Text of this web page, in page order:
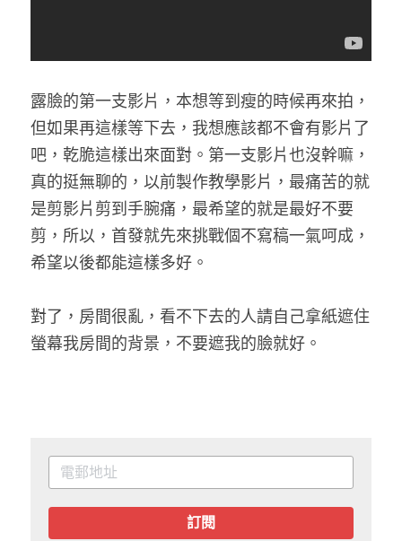
露臉的第一支影片，本想等到瘦的時候再來拍，
但如果再這樣等下去，我想應該都不會有影片了
吧，乾脆這樣出來面對。第一支影片也沒幹嘛，
真的挺無聊的，以前製作教學影片，最痛苦的就
是剪影片剪到手腕痛，最希望的就是最好不要
剪，所以，首發就先來挑戰個不寫稿一氣呵成，
希望以後都能這樣多好。
對了，房間很亂，看不下去的人請自己拿紙遮住
螢幕我房間的背景，不要遮我的臉就好。
訂閱